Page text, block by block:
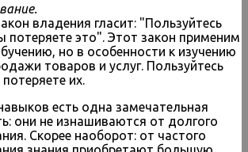
владения гласит: "Пользуйтесь
потеряете это". Этот закон применим
но в особенности к изучению
товаров и услуг. Пользуйтесь
их.
есть одна замечательная
они не изнашиваются от долгого
Скорее наоборот: от частого